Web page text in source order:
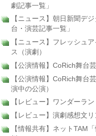
劇記事一覧」
【ニュース】朝日新聞デ
台・演芸記事一覧」
【ニュース】フレッシュ
ス（演劇）
【公演情報】CoRich舞台芸
【公演情報】CoRich舞台
演中の公演）
【レビュー】ワンダーラン
【レビュー】演劇感想文リ
【情報共有】ネットTAM